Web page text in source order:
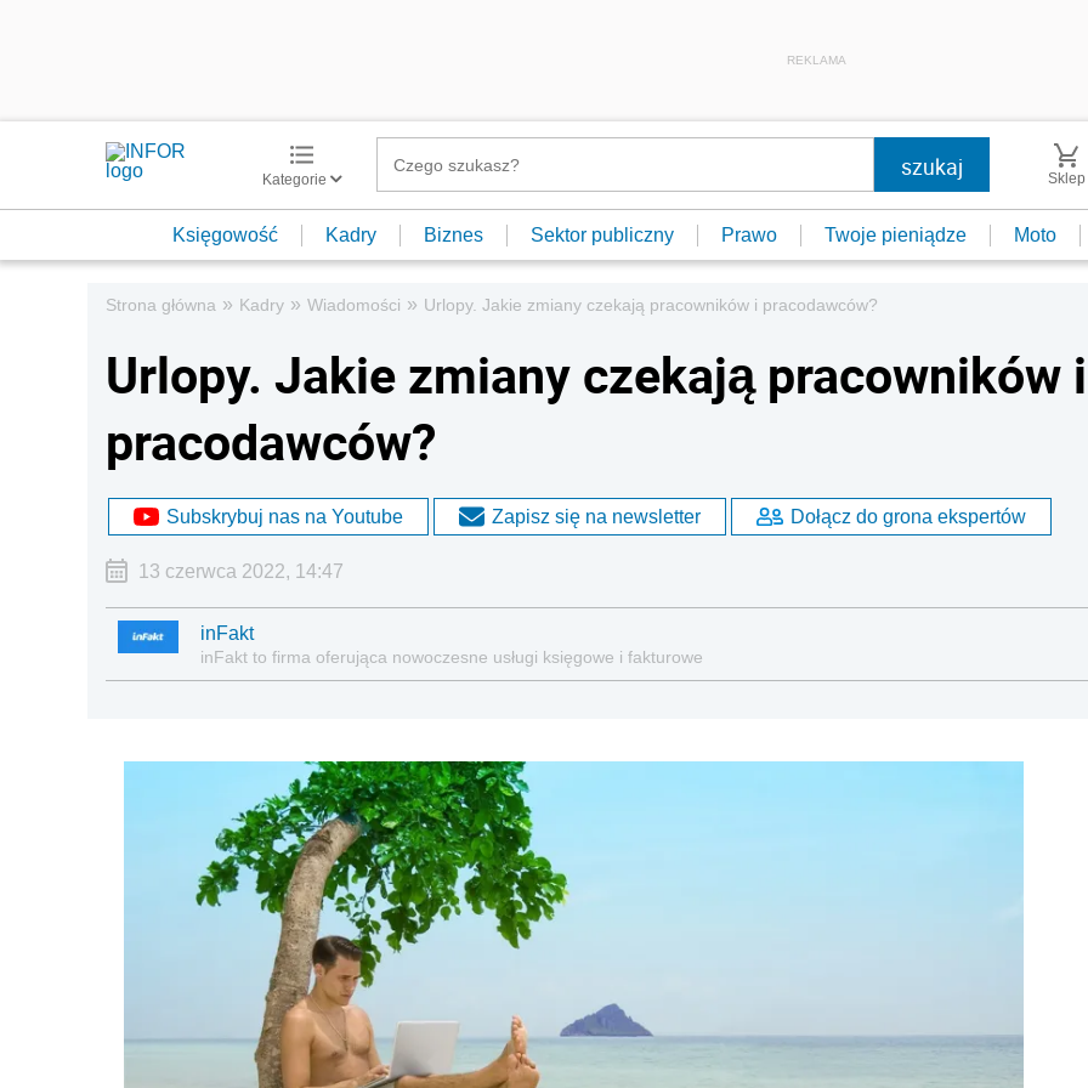
REKLAMA
Kategorie Sklep
Księgowość Kadry Biznes Sektor publiczny Prawo Twoje pieniądze Moto
Strona główna » Kadry » Wiadomości » Urlopy. Jakie zmiany czekają pracowników i pracodawców?
Urlopy. Jakie zmiany czekają pracowników i
pracodawców?
Subskrybuj nas na Youtube Zapisz się na newsletter Dołącz do grona ekspertów
13 czerwca 2022, 14:47
inFakt
inFakt to firma oferująca nowoczesne usługi księgowe i fakturowe